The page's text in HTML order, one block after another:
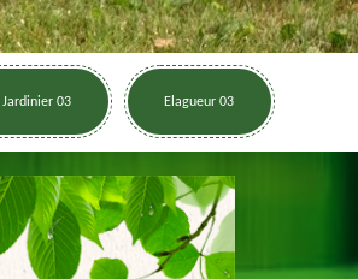
Jardinier 03 Elagueur 03